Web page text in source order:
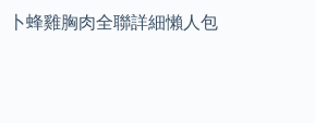
卜蜂雞胸肉全聯詳細懶人包